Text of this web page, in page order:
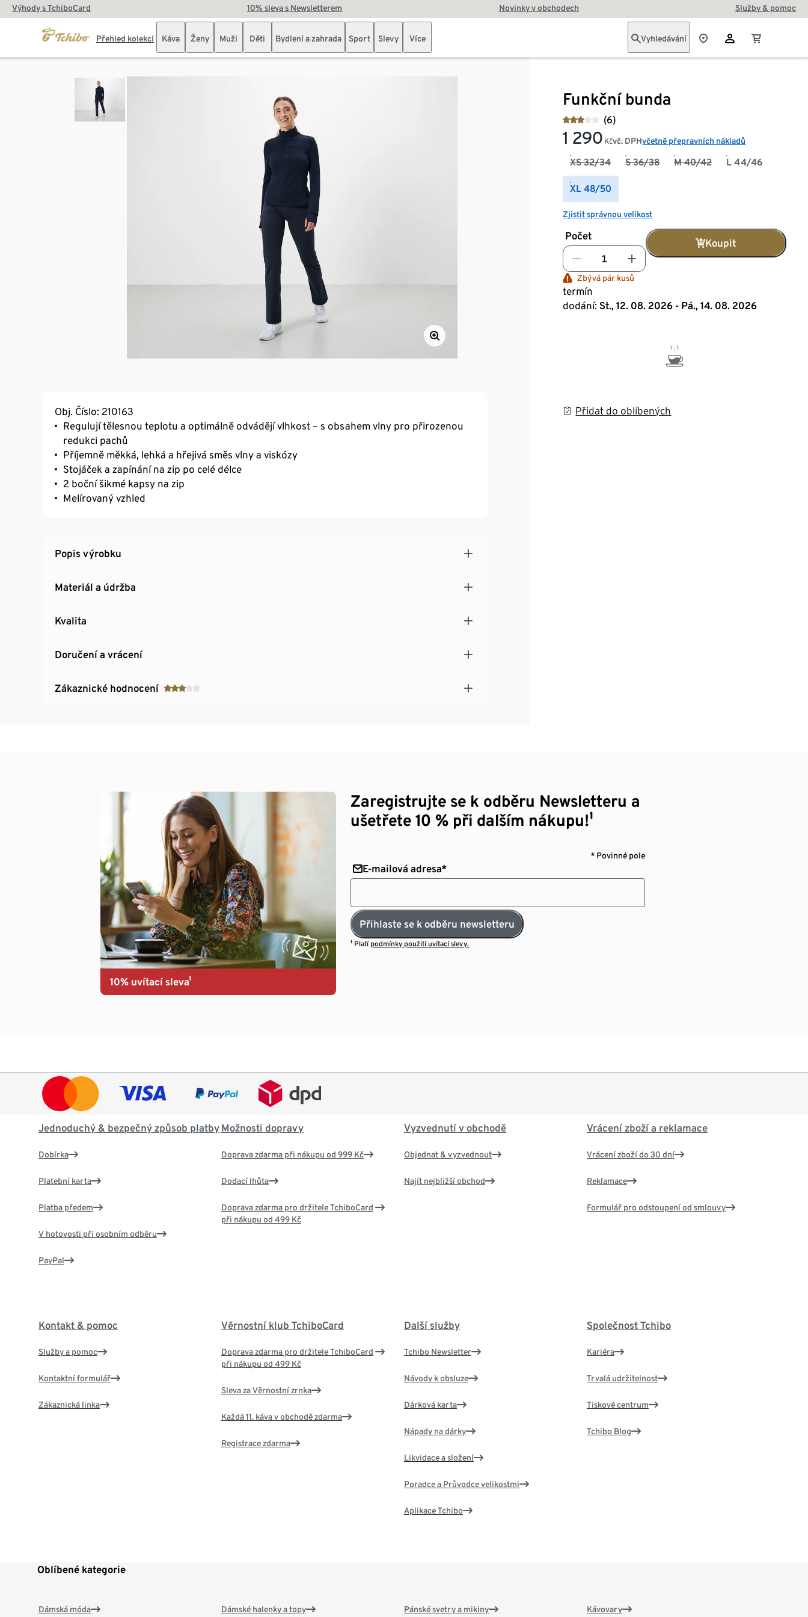
Výhody s TchiboCard 10% sleva s Newsletterem Novinky v obchodech Služby & pomoc
Přehled kolekcí Káva Ženy Muži Děti Bydlení a zahrada Sport Slevy Více Vyhledávání
Funkční bunda
(6)
1 290 Kčvč. DPHvčetně přepravních nákladů
XS 32/34 S 36/38 M 40/42 L 44/46
XL 48/50
Zjistit správnou velikost
Počet
Koupit
Zbývá pár kusů
termín
dodání: St., 12. 08. 2026 - Pá., 14. 08. 2026
Přidat do oblíbených
Obj. Číslo: 210163
Regulují tělesnou teplotu a optimálně odvádějí vlhkost – s obsahem vlny pro přirozenou
redukci pachů
Příjemně měkká, lehká a hřejivá směs vlny a viskózy
Stojáček a zapínání na zip po celé délce
2 boční šikmé kapsy na zip
Melírovaný vzhled
Popis výrobku
Materiál a údržba
Kvalita
Doručení a vrácení
Zákaznické hodnocení
10% uvítací sleva¹
Zaregistrujte se k odběru Newsletteru a
ušetřete 10 % při dalším nákupu!¹
* Povinné pole
E-mailová adresa*
Přihlaste se k odběru newsletteru
¹ Platí podmínky použití uvítací slevy.
Jednoduchý & bezpečný způsob platby
Dobírka
Platební karta
Platba předem
V hotovosti při osobním odběru
PayPal
Možnosti dopravy
Doprava zdarma při nákupu od 999 Kč
Dodací lhůta
Doprava zdarma pro držitele TchiboCard
při nákupu od 499 Kč
Vyzvednutí v obchodě
Objednat & vyzvednout
Najít nejbližší obchod
Vrácení zboží a reklamace
Vrácení zboží do 30 dní
Reklamace
Formulář pro odstoupení od smlouvy
Kontakt & pomoc
Služby a pomoc
Kontaktní formulář
Zákaznická linka
Věrnostní klub TchiboCard
Doprava zdarma pro držitele TchiboCard
při nákupu od 499 Kč
Sleva za Věrnostní zrnka
Každá 11. káva v obchodě zdarma
Registrace zdarma
Další služby
Tchibo Newsletter
Návody k obsluze
Dárková karta
Nápady na dárky
Likvidace a složení
Poradce a Průvodce velikostmi
Aplikace Tchibo
Společnost Tchibo
Kariéra
Trvalá udržitelnost
Tiskové centrum
Tchibo Blog
Oblíbené kategorie
Dámská móda Dámské halenky a topy Pánské svetry a mikiny Kávovary